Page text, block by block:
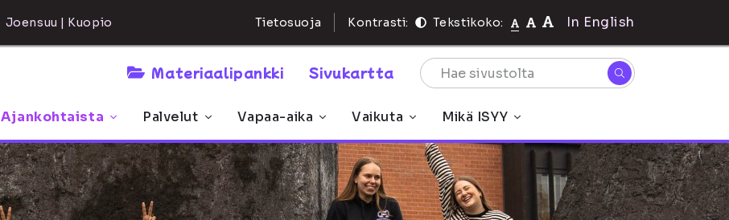
Joensuu | Kuopio Tietosuoja Kontrasti: Tekstikoko: In English
Materiaalipankki Sivukartta
Ajankohtaista Palvelut Vapaa-aika Vaikuta Mikä ISYY